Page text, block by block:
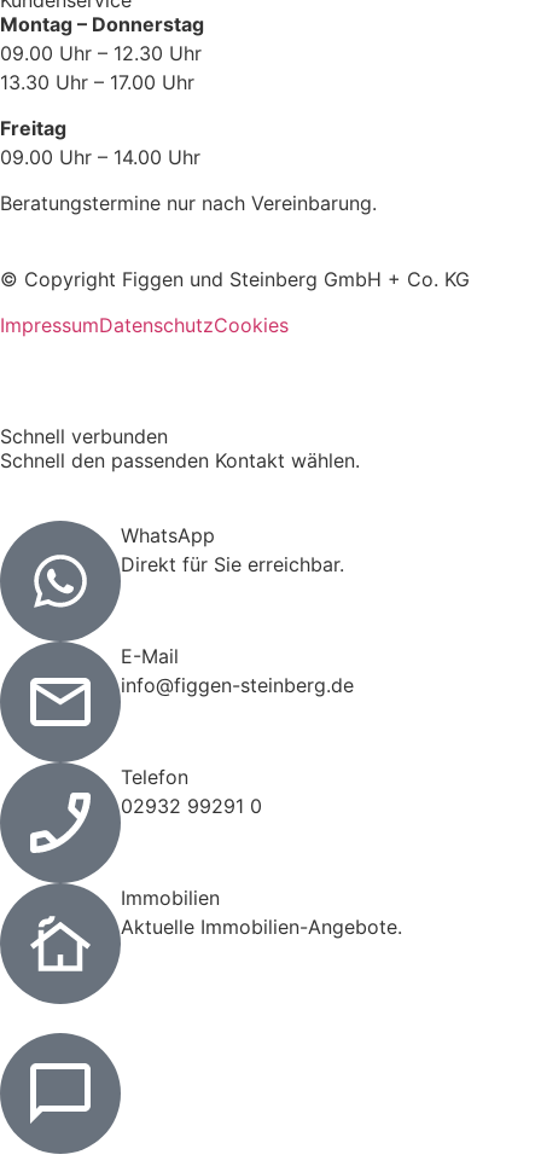
Montag – Donnerstag
09.00 Uhr – 12.30 Uhr
13.30 Uhr – 17.00 Uhr
Freitag
09.00 Uhr – 14.00 Uhr
Beratungstermine nur nach Vereinbarung.
© Copyright Figgen und Steinberg GmbH + Co. KG
ImpressumDatenschutzCookies
Schnell verbunden
Schnell den passenden Kontakt wählen.
WhatsApp
Direkt für Sie erreichbar.
E-Mail
info@figgen-steinberg.de
Telefon
02932 99291 0
Immobilien
Aktuelle Immobilien-Angebote.